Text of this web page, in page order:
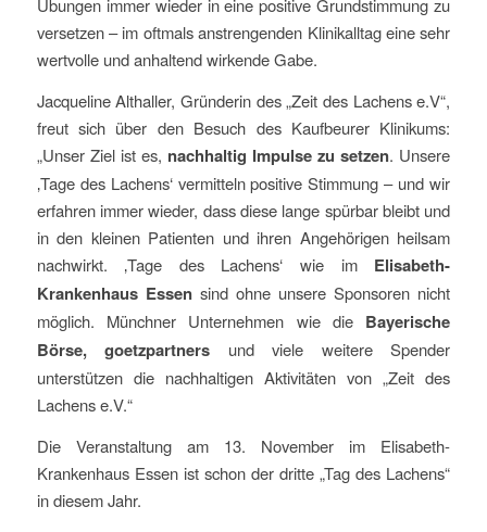
Übungen immer wieder in eine positive Grundstimmung zu
versetzen – im oftmals anstrengenden Klinikalltag eine sehr
wertvolle und anhaltend wirkende Gabe.
Jacqueline Althaller, Gründerin des „Zeit des Lachens e.V“,
freut sich über den Besuch des Kaufbeurer Klinikums:
„Unser Ziel ist es, nachhaltig Impulse zu setzen. Unsere
‚Tage des Lachens‘ vermitteln positive Stimmung – und wir
erfahren immer wieder, dass diese lange spürbar bleibt und
in den kleinen Patienten und ihren Angehörigen heilsam
nachwirkt. ‚Tage des Lachens‘ wie im Elisabeth-
Krankenhaus Essensind ohne unsere Sponsoren nicht
möglich. Münchner Unternehmen wie die Bayerische
Börse, goetzpartners und viele weitere Spender
unterstützen die nachhaltigen Aktivitäten von „Zeit des
Lachens e.V.“
Die Veranstaltung am 13. November im Elisabeth-
Krankenhaus Essen ist schon der dritte „Tag des Lachens“
in diesem Jahr.